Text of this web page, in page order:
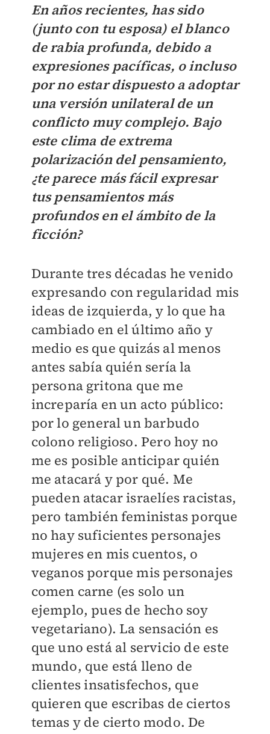
En años recientes, has sido
(junto con tu esposa) el blanco
de rabia profunda, debido a
expresiones pacíficas, o incluso
por no estar dispuesto a adoptar
una versión unilateral de un
conflicto muy complejo. Bajo
este clima de extrema
polarización del pensamiento,
¿te parece más fácil expresar
tus pensamientos más
profundos en el ámbito de la
ficción?
Durante tres décadas he venido
expresando con regularidad mis
ideas de izquierda, y lo que ha
cambiado en el último año y
medio es que quizás al menos
antes sabía quién sería la
persona gritona que me
increparía en un acto público:
por lo general un barbudo
colono religioso. Pero hoy no
me es posible anticipar quién
me atacará y por qué. Me
pueden atacar israelíes racistas,
pero también feministas porque
no hay suficientes personajes
mujeres en mis cuentos, o
veganos porque mis personajes
comen carne (es solo un
ejemplo, pues de hecho soy
vegetariano). La sensación es
que uno está al servicio de este
mundo, que está lleno de
clientes insatisfechos, que
quieren que escribas de ciertos
temas y de cierto modo. De